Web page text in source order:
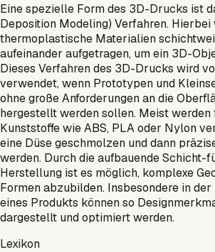
Eine spezielle Form des 3D-Drucks ist
Deposition Modeling) Verfahren. Hierbei
thermoplastische Materialien
aufeinander aufgetragen, um ein 3D-
Dieses Verfahren des 3D-Drucks wird
verwendet, wenn Prototypen und
ohne große Anforderungen an die
hergestellt werden sollen. Meist
Kunststoffe wie ABS, PLA oder Nylon
eine Düse geschmolzen und dann
werden. Durch die aufbauende Schicht-
Herstellung ist es möglich, komplexe
Formen abzubilden. Insbesondere in
eines Produkts können so
dargestellt und optimiert werden.
Lexikon